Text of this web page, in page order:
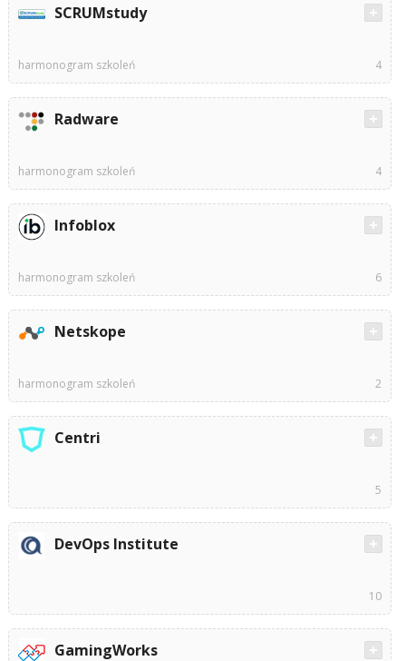
SCRUMstudy
harmonogram szkoleń 4
Radware
harmonogram szkoleń 4
Infoblox
harmonogram szkoleń 6
Netskope
harmonogram szkoleń 2
Centri
5
DevOps Institute
10
GamingWorks